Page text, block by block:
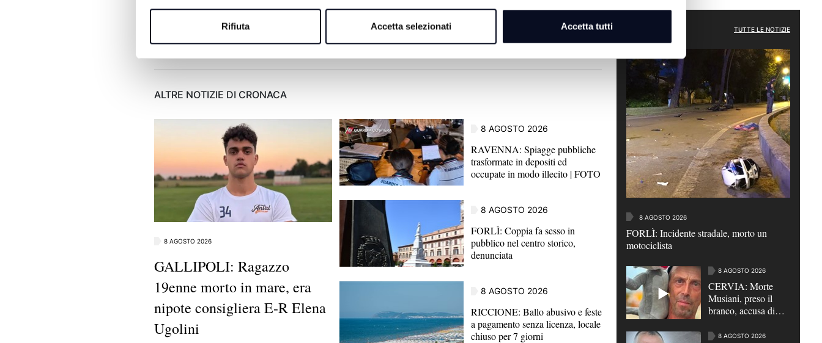
Rifiuta Accetta selezionati Accetta tutti
ALTRE NOTIZIE DI CRONACA
8 AGOSTO 2026
GALLIPOLI: Ragazzo
19enne morto in mare, era
nipote consigliera E-R Elena
Ugolini
8 AGOSTO 2026
RAVENNA: Spiagge pubbliche
trasformate in depositi ed
occupate in modo illecito | FOTO
8 AGOSTO 2026
FORLÌ: Coppia fa sesso in
pubblico nel centro storico,
denunciata
8 AGOSTO 2026
RICCIONE: Ballo abusivo e feste
a pagamento senza licenza, locale
chiuso per 7 giorni
TUTTE LE NOTIZIE
8 AGOSTO 2026
FORLÌ: Incidente stradale, morto un
motociclista
8 AGOSTO 2026
CERVIA: Morte
Musiani, preso il
branco, accusa di
motivi | VIDEO
8 AGOSTO 2026